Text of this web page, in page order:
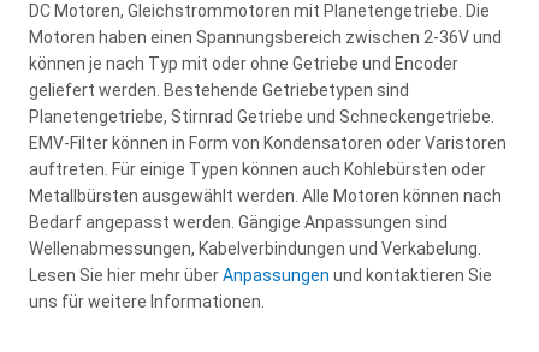
Kundenfälle
Kontaktieren
Über uns
Bürstenlose DC-motoren
DC-Motoren
Schrittmotoren
Lineare Bewegung
Getriebemotorennsmote
AC-Umkehrgetriebemotoren
110-230V | 1200-1550 rpm | ≤ 930 mNm
Reversibel
AC-Getriebemotoren mit
einstellbarer Drehzahl
Drehzahlregler für
Gleichstrommotoren
12-48V | 1800-10,000rpm | ≤ 2Nm
(Ohne Getriebe)
Gleichstrommotoren mit
Planetengetriebe und Bürsten
Ø12-124mm | 2-2750rpm | ≤ 18Nm
Bürstenlose DC Motoren BT
integriertem Steuerung
ohne Getriebe
2-36V | 2000-24,000rpm | ≤ 2Nm
(Ohne Getriebe)
Gleichstrommotoren mit
Planetengetriebe und Bürsten
Ø12-124mm | 2-2750rpm | ≤ 18Nm
Gleichstrommotoren mit
Stirnradbürsten
Mit Kabelverbindung
Schrittmotoren 1,8 Grad Stecker
Schrittmotoren 1,8 Grad Kabel
Haltemoment 0.02-3.00 Nm
Schrittmotorsteuerung
Halterungen
Rohr
Selbsthaltemagnet
Elektro Haftmagnete
English - EU-country (EUR)
English - Non EU-country (USD)
Dansk (DKK)
Deutsch (EUR)
Imperial
Preis exkl. MwSt.
DC Motoren, Gleichstrommotoren mit Planetengetriebe. Die
Motoren haben einen Spannungsbereich zwischen 2-36V und
können je nach Typ mit oder ohne Getriebe und Encoder
geliefert werden. Bestehende Getriebetypen sind
Planetengetriebe, Stirnrad Getriebe und Schneckengetriebe.
EMV-Filter können in Form von Kondensatoren oder Varistoren
auftreten. Für einige Typen können auch Kohlebürsten oder
Metallbürsten ausgewählt werden. Alle Motoren können nach
Bedarf angepasst werden. Gängige Anpassungen sind
Wellenabmessungen, Kabelverbindungen und Verkabelung.
Lesen Sie hier mehr überAnpassungen und kontaktieren Sie
uns für weitere Informationen.